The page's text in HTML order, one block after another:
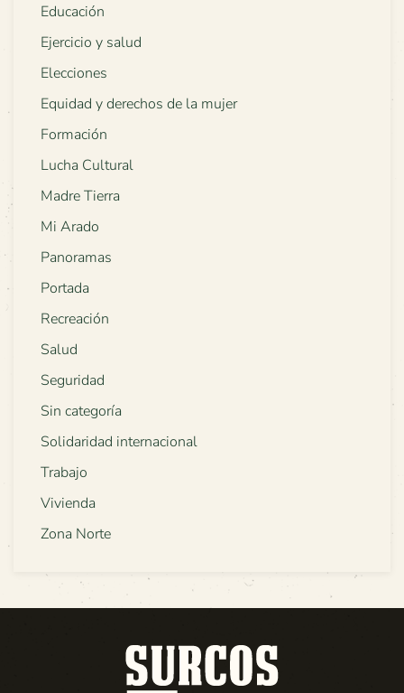
Educación
Ejercicio y salud
Elecciones
Equidad y derechos de la mujer
Formación
Lucha Cultural
Madre Tierra
Mi Arado
Panoramas
Portada
Recreación
Salud
Seguridad
Sin categoría
Solidaridad internacional
Trabajo
Vivienda
Zona Norte